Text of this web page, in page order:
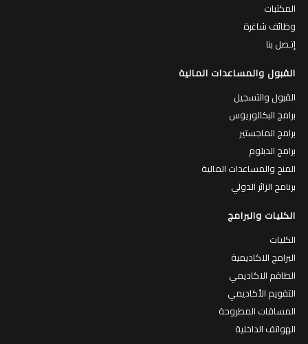
المكتبات
وظائف شاغرة
إتـصل بنا
القبول والمساعدات المالية
القبول والتسجيل
برامج البكالوريوس
برامج الماجستير
برامج الدبلوم
المنح والمساعدات المالية
برنامج الزائر الدولي
الكليات والبرامج
الكليات
البرامج الاكاديمية
الطاقم الاكاديمي
التقويم الأكاديمي
المساقات المطروحة
الهواتف الداخلية